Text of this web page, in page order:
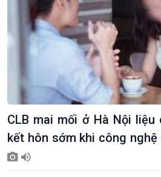
CLB mai mối ở Hà Nội
kết hôn sớm khi công